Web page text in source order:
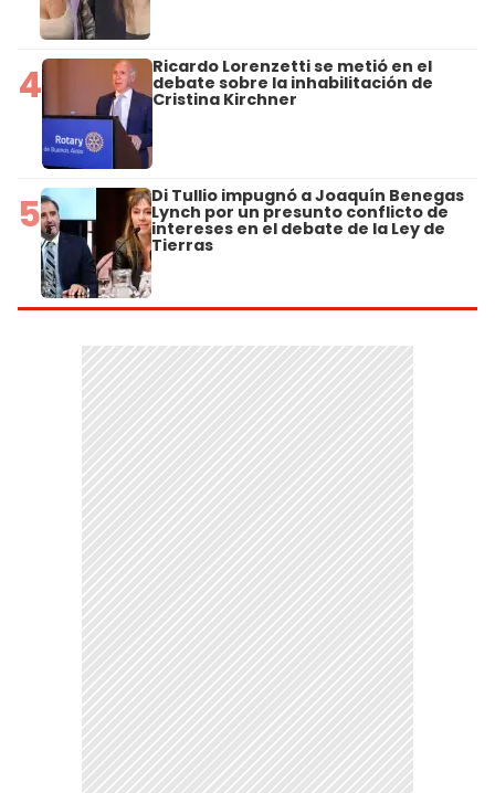
4 Ricardo Lorenzetti se metió en el
debate sobre la inhabilitación de
Cristina Kirchner
5 Di Tullio impugnó a Joaquín Benegas
Lynch por un presunto conflicto de
intereses en el debate de la Ley de
Tierras